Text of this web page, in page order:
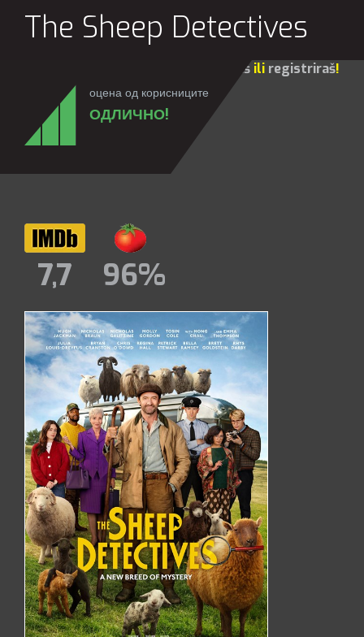
The Sheep Detectives
prijaviš ili registriraš!
оцена од корисниците
ОДЛИЧНО!
7,7 96%